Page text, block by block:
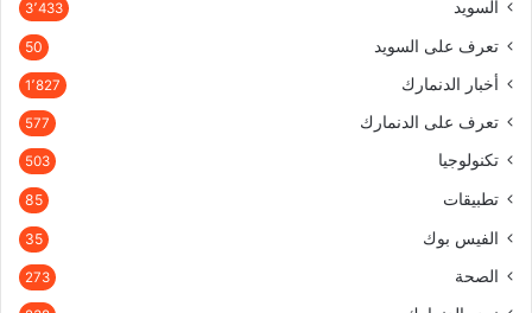
السويد 3٬433
تعرف على السويد 50
أخبار الدنمارك 1٬827
تعرف على الدنمارك 577
تكنولوجيا 503
تطبيقات 85
الفيس بوك 35
الصحة 273